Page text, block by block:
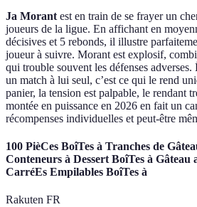
Ja Morant est en train de se frayer un
joueurs de la ligue. En affichant en
décisives et 5 rebonds, il illustre
joueur à suivre. Morant est explosif,
qui trouble souvent les défenses
un match à lui seul, c’est ce qui le rend
panier, la tension est palpable, le rendant
montée en puissance en 2026 en fait un
récompenses individuelles et peut-être
100 PièCes BoîTes à Tranches de
Conteneurs à Dessert BoîTes à Gâteau
CarréEs Empilables BoîTes à
Rakuten FR